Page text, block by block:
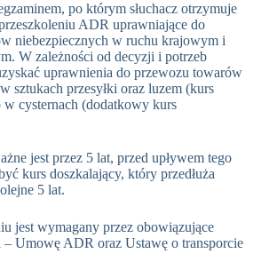
po którym słuchacz otrzymuje
ADR uprawniające do
niebezpiecznych w ruchu krajowym i
W zależności od decyzji i potrzeb
uprawnienia do przewozu towarów
sztukach przesyłki oraz luzem (kurs
cysternach (dodatkowy kurs
jest przez 5 lat, przed upływem tego
kurs doszkalający, który przedłuża
5 lat.
jest wymagany przez obowiązujące
– Umowę ADR oraz Ustawę o transporcie